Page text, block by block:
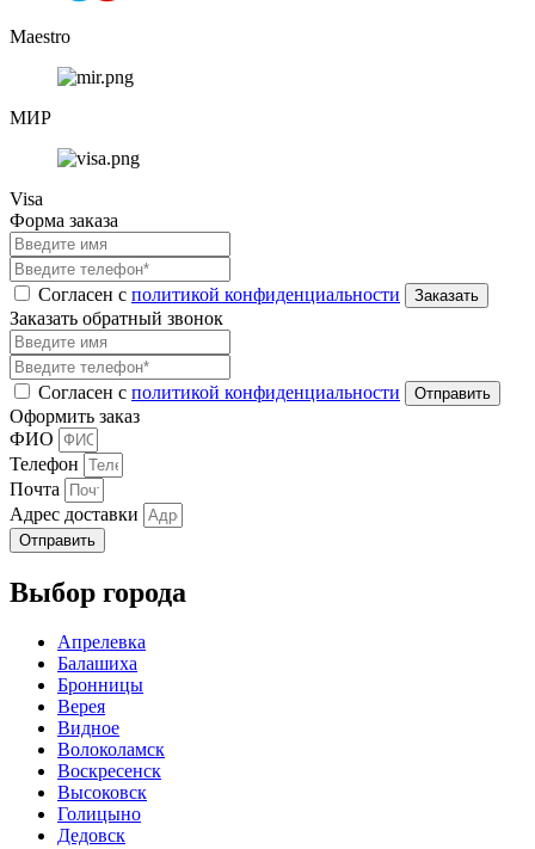
Maestro
МИР
Visa
Форма заказа
Согласен с политикой конфиденциальности
Заказать обратный звонок
Согласен с политикой конфиденциальности
Оформить заказ
ФИО
Телефон
Почта
Адрес доставки
Отправить
Выбор города
Апрелевка
Балашиха
Бронницы
Верея
Видное
Волоколамск
Воскресенск
Высоковск
Голицыно
Дедовск